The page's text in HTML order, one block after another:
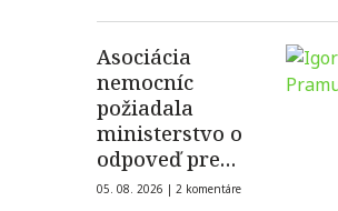
Asociácia
nemocníc
požiadala
ministerstvo o
odpoveď pre
všetky nemocnice,
05. 08. 2026 | 2 komentáre